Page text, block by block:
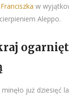
w
Aleppo.
już dziesięć